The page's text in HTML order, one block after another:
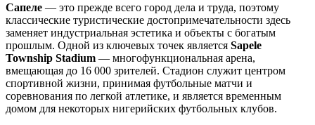
Сапеле — это прежде всего город дела и труда, поэтому
классические туристические достопримечательности здесь
заменяет индустриальная эстетика и объекты с богатым
прошлым. Одной из ключевых точек является Sapele
Township Stadium — многофункциональная арена,
вмещающая до 16 000 зрителей. Стадион служит центром
спортивной жизни, принимая футбольные матчи и
соревнования по легкой атлетике, и является временным
домом для некоторых нигерийских футбольных клубов.